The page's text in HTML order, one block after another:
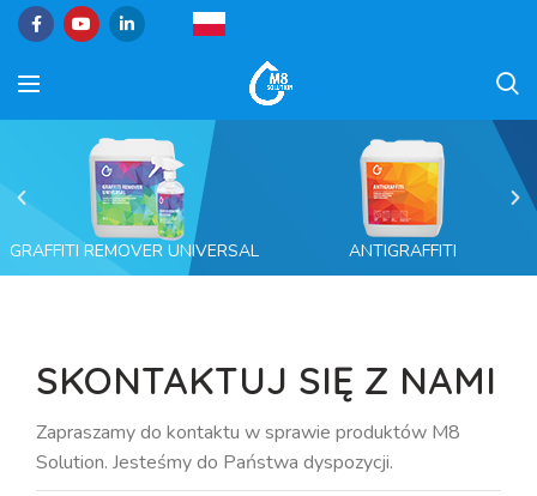
GRAFFITI REMOVER UNIVERSAL ANTIGRAFFITI
SKONTAKTUJ SIĘ Z NAMI
Zapraszamy do kontaktu w sprawie produktów M8
Solution. Jesteśmy do Państwa dyspozycji.